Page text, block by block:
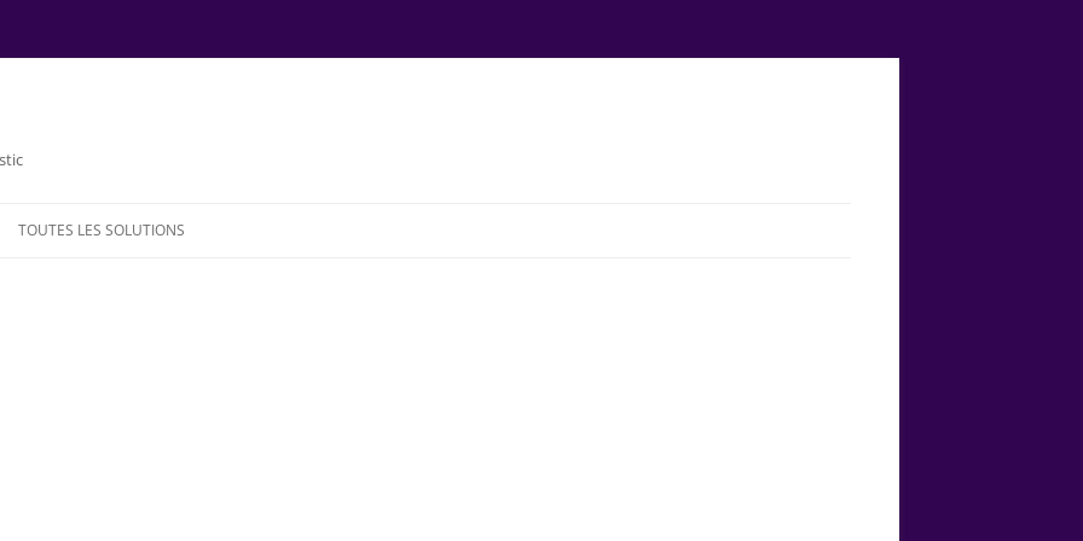
TOUTES LES SOLUTIONS